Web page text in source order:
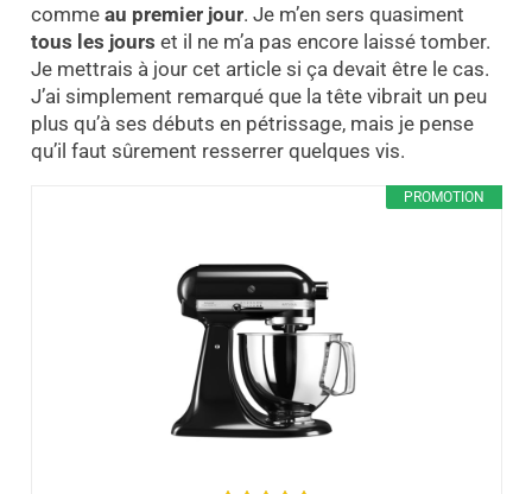
comme au premier jour. Je m’en sers quasiment
tous les jours et il ne m’a pas encore laissé tomber.
Je mettrais à jour cet article si ça devait être le cas.
J’ai simplement remarqué que la tête vibrait un peu
plus qu’à ses débuts en pétrissage, mais je pense
qu’il faut sûrement resserrer quelques vis.
PROMOTION